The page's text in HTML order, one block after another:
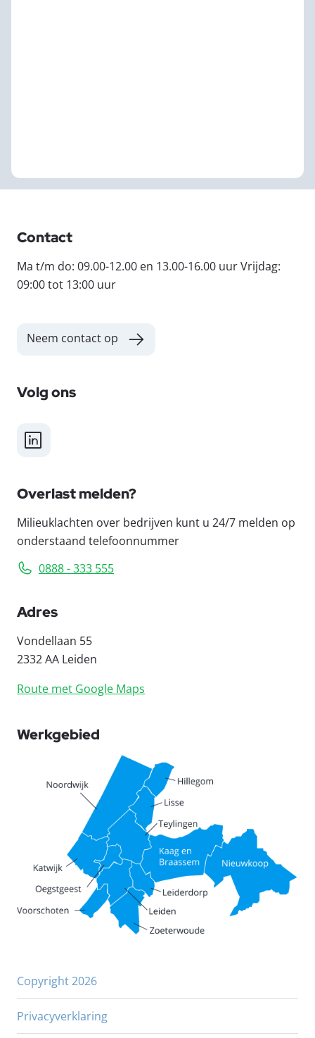
Contact
Ma t/m do: 09.00-12.00 en 13.00-16.00 uur Vrijdag:
09:00 tot 13:00 uur
Neem contact op
Volg ons
LinkedIn
Overlast melden?
Milieuklachten over bedrijven kunt u 24/7 melden op
onderstaand telefoonnummer
0888 - 333 555
Adres
Vondellaan 55
2332 AA Leiden
Route met Google Maps
Werkgebied
Copyright 2026
Privacyverklaring